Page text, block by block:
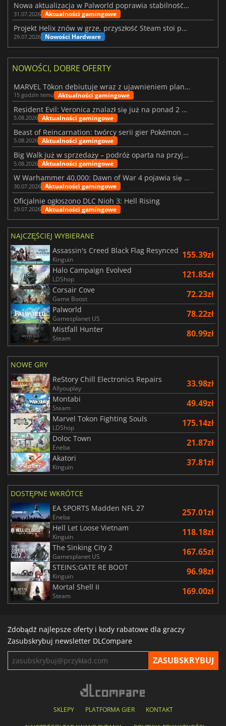
Nowa aktualizacja w Palworld poprawia stabilność Sunreach i walk z bossami
31.07.2026 Aktualności gamingowe
Projekt Helix znów w grze, przyszłość Steam stoi pod znakiem zapytania
29.07.2026 Nowości Hardware
NOWOŚCI, DOBRE OFERTY
MARVEL Tōkon debiutuje wraz z ujawnieniem planu rozwoju na pierwszy rok
15 godzin temu Aktualności gamingowe
Resident Evil: Veronica znalazł się już na ponad 2 milionach list życzeń
5.08.2026 Aktualności gamingowe
Beast of Reincarnation: twórcy serii gier Pokémon wkraczają na nową ścieżkę
5.08.2026 Aktualności gamingowe
Big Walk już w sprzedaży – podróż oparta na przyjaźni
5.08.2026 Aktualności gamingowe
W Warhammer 40,000: Dawn of War 4 pojawia się frakcja Nekronów
30.07.2026 Aktualności gamingowe
Oficjalnie ogłoszono DLC Nioh 3: Hell Rising
29.07.2026 Aktualności gamingowe
NAJCZĘŚCIEJ WYBIERANE
Assassin's Creed Black Flag Resynced
Kinguin 155.39zł
Halo Campaign Evolved
LDShop 121.85zł
Corsair Cove
Game Boost 72.23zł
Palworld
Gamesplanet US 78.22zł
Mistfall Hunter
Steam 80.99zł
NOWE GRY
ReStory Chill Electronics Repairs
Allyouplay 33.98zł
Montabi
Steam 49.49zł
Marvel Tokon Fighting Souls
LDShop 175.14zł
Doloc Town
Eneba 21.87zł
Akatori
Kinguin 37.81zł
DOSTĘPNE WKRÓTCE
EA SPORTS Madden NFL 27
Eneba 257.01zł
Hell Let Loose Vietnam
Kinguin 118.18zł
The Sinking City 2
Gamesplanet US 167.65zł
STEINS;GATE RE BOOT
Kinguin 96.98zł
Mortal Shell II
Steam 169.00zł
Zdobądź najlepsze oferty i kody rabatowe dla graczy
Zasubskrybuj newsletter DLCompare
SKLEPY PLATFORMA GIER KONTAKT